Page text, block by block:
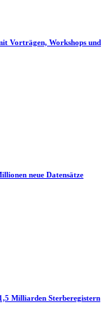
Vorträgen, Workshops und
neue Datensätze
Milliarden Sterberegistern